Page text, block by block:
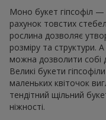
Моно букет гіпсофіл —
рахунок товстих
рослина дозволяє
розміру та структури.
можна дозволити собі
Великі букети
маленьких квіточок
тендітний щільний
ніжності.